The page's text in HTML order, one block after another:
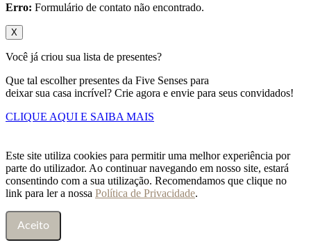
Erro: Formulário de contato não encontrado.
X
Você já criou sua lista de presentes?
Que tal escolher presentes da Five Senses para
deixar sua casa incrível? Crie agora e envie para seus convidados!
CLIQUE AQUI E SAIBA MAIS
Este site utiliza cookies para permitir uma melhor experiência por
parte do utilizador. Ao continuar navegando em nosso site, estará
consentindo com a sua utilização. Recomendamos que clique no
link para ler a nossa Política de Privacidade.
Aceito